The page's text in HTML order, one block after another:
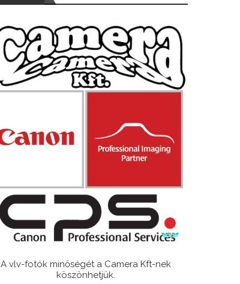
A vlv-fotók minőségét a Camera Kft-nek
köszönhetjük.